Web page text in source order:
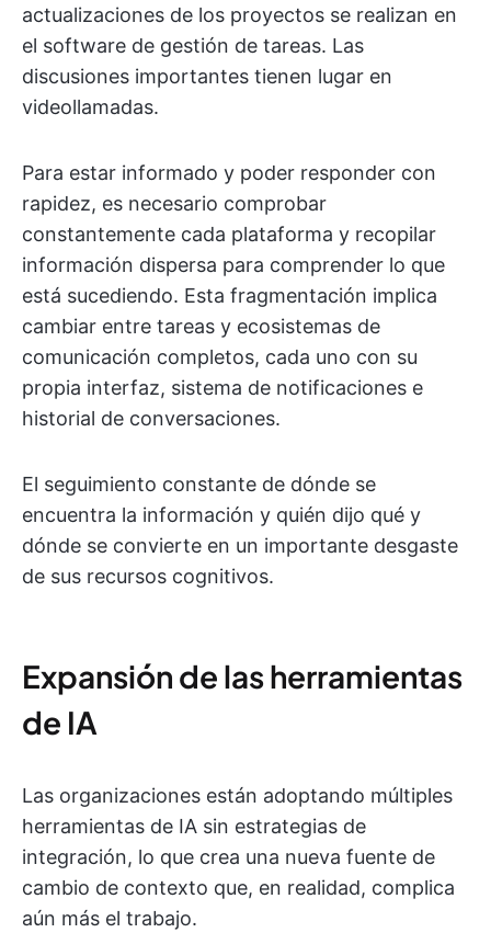
actualizaciones de los proyectos se realizan en
el software de gestión de tareas. Las
discusiones importantes tienen lugar en
videollamadas.
Para estar informado y poder responder con
rapidez, es necesario comprobar
constantemente cada plataforma y recopilar
información dispersa para comprender lo que
está sucediendo. Esta fragmentación implica
cambiar entre tareas y ecosistemas de
comunicación completos, cada uno con su
propia interfaz, sistema de notificaciones e
historial de conversaciones.
El seguimiento constante de dónde se
encuentra la información y quién dijo qué y
dónde se convierte en un importante desgaste
de sus recursos cognitivos.
Expansión de las herramientas
de IA
Las organizaciones están adoptando múltiples
herramientas de IA sin estrategias de
integración, lo que crea una nueva fuente de
cambio de contexto que, en realidad, complica
aún más el trabajo.